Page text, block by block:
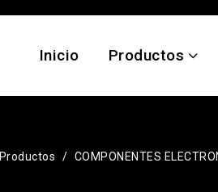
Inicio Productos
Productos COMPONENTES